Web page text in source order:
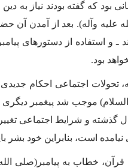
بود كه گفته بودند نیاز
علیه وآله). بعد از آمدن
ـ و استفاده از دستورهاى
بود.
تحولات اجتماعى احكام
موجب شد پیغمبر دیگرى
حال 1400 سال گذشته و شرایط
نیامده است، بنابراین خود بشر
قرآن، خطاب به پیامبر(صلى